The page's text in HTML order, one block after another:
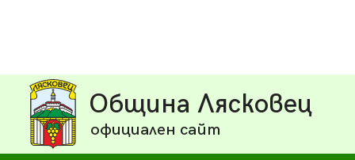
Община Лясковец
официален сайт